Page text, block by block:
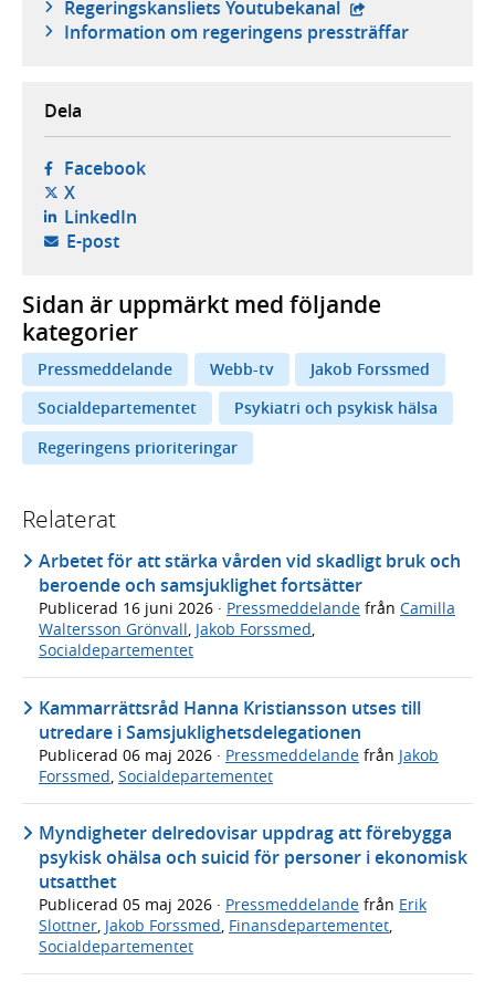
Regeringskansliets Youtubekanal - extern
Information om regeringens pressträffar
Dela
Facebook- öppnas i ny flik, extern webbplats,
X- öppnas i ny flik, extern webbplats,
LinkedIn- öppnas i ny flik, extern webbplats,
E-post- öppnar din e-postklient,
Sidan är uppmärkt med följande
kategorier
Pressmeddelande Webb-tv
Jakob Forssmed
Socialdepartementet
Psykiatri och psykisk hälsa
Regeringens prioriteringar
Relaterat
Arbetet för att stärka vården vid skadligt bruk och
beroende och samsjuklighet fortsätter
Publicerad 16 juni 2026 · Pressmeddelande från Camilla
Waltersson Grönvall, Jakob Forssmed,
Socialdepartementet
Kammarrättsråd Hanna Kristiansson utses till
utredare i Samsjuklighetsdelegationen
Publicerad 06 maj 2026 · Pressmeddelande från Jakob
Forssmed Socialdepartementet
Myndigheter delredovisar uppdrag att förebygga
psykisk ohälsa och suicid för personer i ekonomisk
utsatthet
Publicerad 05 maj 2026 · Pressmeddelande från Erik
Slottner, Jakob Forssmed, Finansdepartementet,
Socialdepartementet